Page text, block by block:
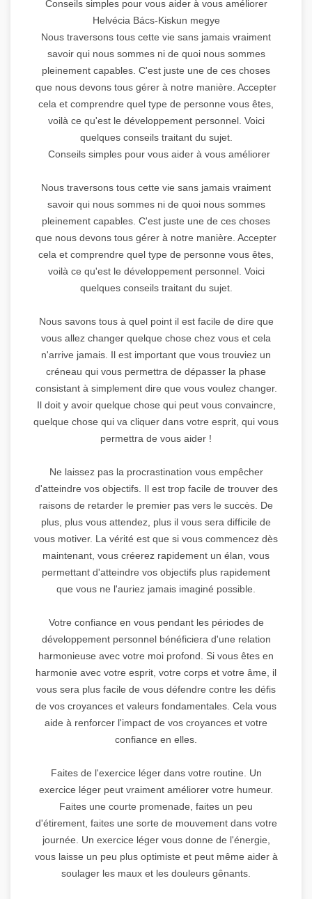
Conseils simples pour vous aider à vous améliorer
Helvécia Bács-Kiskun megye
Nous traversons tous cette vie sans jamais vraiment
savoir qui nous sommes ni de quoi nous sommes
pleinement capables. C'est juste une de ces choses
que nous devons tous gérer à notre manière. Accepter
cela et comprendre quel type de personne vous êtes,
voilà ce qu'est le développement personnel. Voici
quelques conseils traitant du sujet.
Conseils simples pour vous aider à vous améliorer
Nous traversons tous cette vie sans jamais vraiment
savoir qui nous sommes ni de quoi nous sommes
pleinement capables. C'est juste une de ces choses
que nous devons tous gérer à notre manière. Accepter
cela et comprendre quel type de personne vous êtes,
voilà ce qu'est le développement personnel. Voici
quelques conseils traitant du sujet.
Nous savons tous à quel point il est facile de dire que
vous allez changer quelque chose chez vous et cela
n'arrive jamais. Il est important que vous trouviez un
créneau qui vous permettra de dépasser la phase
consistant à simplement dire que vous voulez changer.
Il doit y avoir quelque chose qui peut vous convaincre,
quelque chose qui va cliquer dans votre esprit, qui vous
permettra de vous aider !
Ne laissez pas la procrastination vous empêcher
d'atteindre vos objectifs. Il est trop facile de trouver des
raisons de retarder le premier pas vers le succès. De
plus, plus vous attendez, plus il vous sera difficile de
vous motiver. La vérité est que si vous commencez dès
maintenant, vous créerez rapidement un élan, vous
permettant d'atteindre vos objectifs plus rapidement
que vous ne l'auriez jamais imaginé possible.
Votre confiance en vous pendant les périodes de
développement personnel bénéficiera d'une relation
harmonieuse avec votre moi profond. Si vous êtes en
harmonie avec votre esprit, votre corps et votre âme, il
vous sera plus facile de vous défendre contre les défis
de vos croyances et valeurs fondamentales. Cela vous
aide à renforcer l'impact de vos croyances et votre
confiance en elles.
Faites de l'exercice léger dans votre routine. Un
exercice léger peut vraiment améliorer votre humeur.
Faites une courte promenade, faites un peu
d'étirement, faites une sorte de mouvement dans votre
journée. Un exercice léger vous donne de l'énergie,
vous laisse un peu plus optimiste et peut même aider à
soulager les maux et les douleurs gênants.